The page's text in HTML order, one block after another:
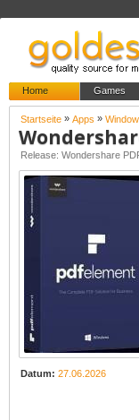
Home Games
Startseite » Apps »
Release: Wondershare
Datum: 27.06.2026